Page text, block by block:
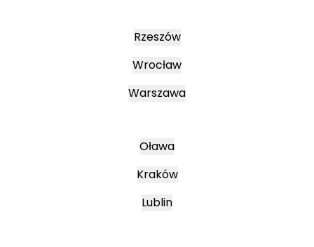
Rzeszów
Wrocław
Warszawa
Oława
Kraków
Lublin